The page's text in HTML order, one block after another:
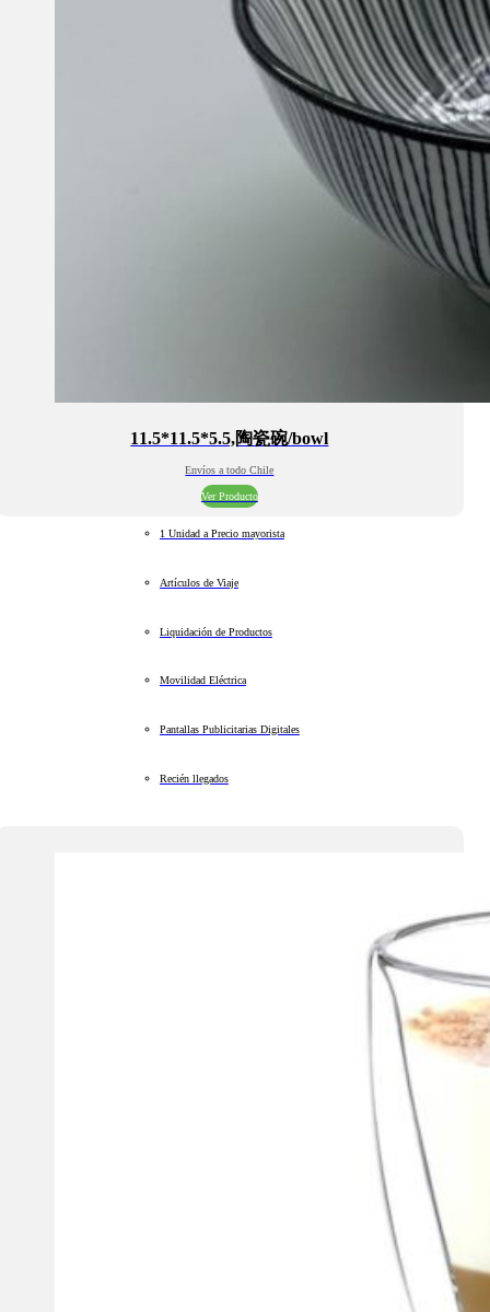
11.5*11.5*5.5,陶瓷碗/bowl
Envíos a todo Chile
Ver Producto
1 Unidad a Precio mayorista
Artículos de Viaje
Liquidación de Productos
Movilidad Eléctrica
Pantallas Publicitarias Digitales
Recién llegados